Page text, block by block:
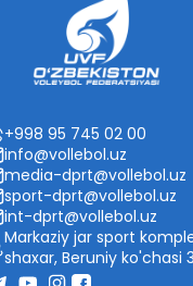
+998 95 745 02 00
info@vollebol.uz
media-dprt@vollebol.uz
sport-dprt@vollebol.uz
int-dprt@vollebol.uz
Markaziy jar sport
shaxar, Beruniy ko'chasi